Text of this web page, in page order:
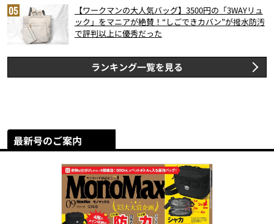
【ワークマンの大人気バッグ】3500円の「3WAYリュ
ック」をマニアが絶賛！“しごできカバン”が撥水防汚
で評判以上に優秀だった
ランキング一覧を見る
最新号のご案内